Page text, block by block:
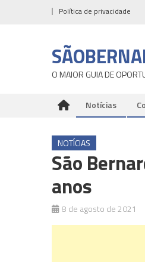
Política de privacidade
O MAIOR GUIA DE
Notícias
NOTÍCIAS
São
anos
8 de agosto de 2021